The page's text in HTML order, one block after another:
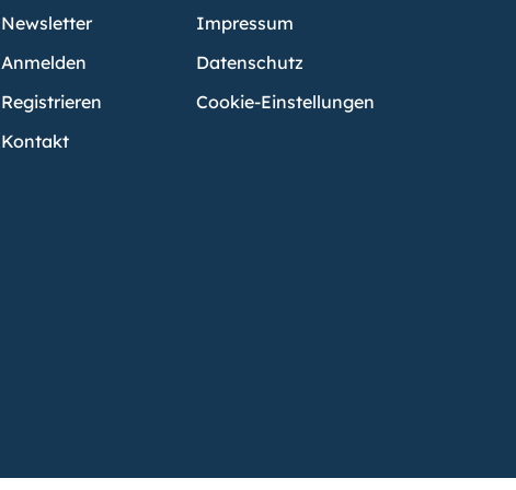
Newsletter
Anmelden
Registrieren
Kontakt
Impressum
Datenschutz
Cookie-Einstellungen